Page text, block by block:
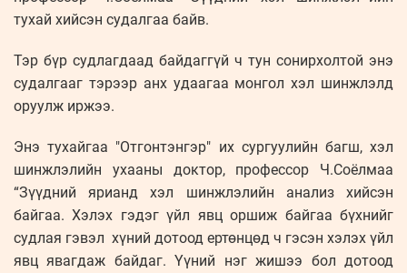
тухай хийсэн судалгаа байв.
Тэр бүр судлагдаад байдаггүй ч тун сонирхолтой энэ
судалгааг тэрээр анх удаагаа монгол хэл шинжлэлд
оруулж иржээ.
Энэ тухайгаа "Отгонтэнгэр" их сургуулийн багш, хэл
шинжлэлийн ухааны доктор, профессор Ч.Соёлмаа
“Зүүдний ярианд хэл шинжлэлийн анализ хийсэн
байгаа. Хэлэх гэдэг үйл явц оршиж байгаа бүхнийг
судлая гэвэл хүний дотоод ертөнцөд ч гэсэн хэлэх үйл
явц явагдаж байдаг. Үүний нэг жишээ бол дотоод